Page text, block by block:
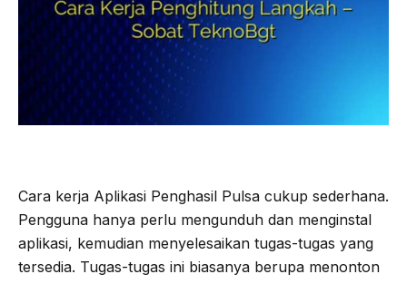
Cara kerja Aplikasi Penghasil Pulsa cukup sederhana.
Pengguna hanya perlu mengunduh dan menginstal
aplikasi, kemudian menyelesaikan tugas-tugas yang
tersedia. Tugas-tugas ini biasanya berupa menonton